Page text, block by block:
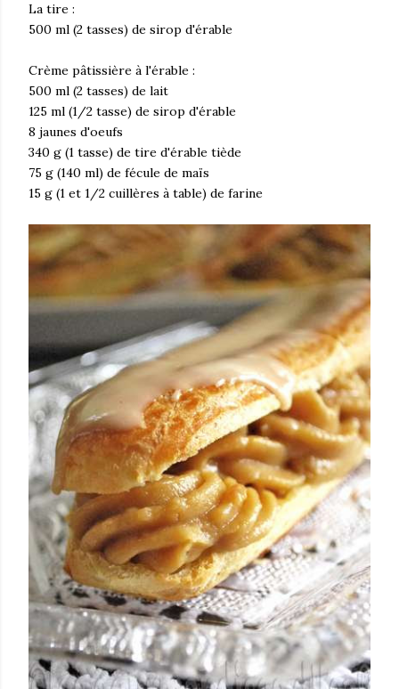
La tire :
500 ml (2 tasses) de sirop d'érable
Crème pâtissière à l'érable :
500 ml (2 tasses) de lait
125 ml (1/2 tasse) de sirop d'érable
8 jaunes d'oeufs
340 g (1 tasse) de tire d'érable tiède
75 g (140 ml) de fécule de maïs
15 g (1 et 1/2 cuillères à table) de farine